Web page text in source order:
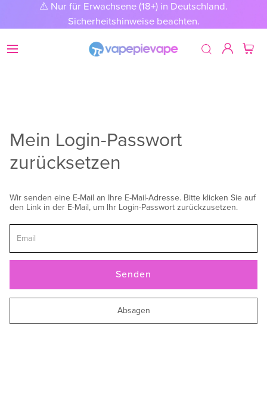
⚠️ Nur für Erwachsene (18+) in Deutschland.
Sicherheitshinweise beachten.
Mein Login-Passwort
zurücksetzen
Wir senden eine E-Mail an Ihre E-Mail-Adresse. Bitte klicken Sie auf
den Link in der E-Mail, um Ihr Login-Passwort zurückzusetzen.
Senden
Absagen